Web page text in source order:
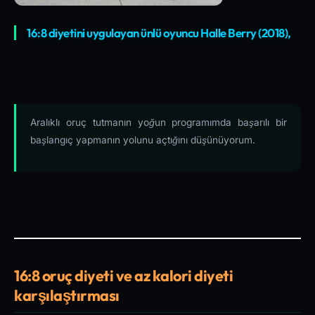
16:8 diyetini uygulayan ünlü oyuncu Halle Berry (2018),
Aralıklı oruç tutmanın yoğun programımda başarılı bir
başlangıç yapmanın yolunu açtığını düşünüyorum.
16:8 oruç diyeti ve az kalori diyeti
karşılaştırması